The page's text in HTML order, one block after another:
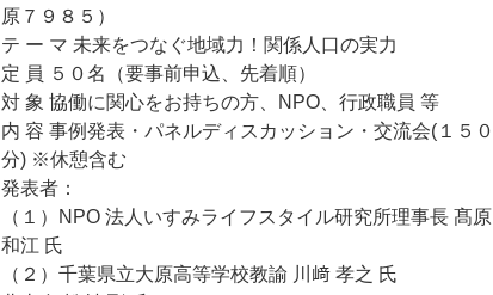
原７９８５）
テ ー マ 未来をつなぐ地域力！関係人口の実力
定 員 ５０名（要事前申込、先着順）
対 象 協働に関心をお持ちの方、NPO、行政職員 等
内 容 事例発表・パネルディスカッション・交流会(１５０
分) ※休憩含む
発表者：
（１）NPO 法人いすみライフスタイル研究所理事長 髙原
和江 氏
（２）千葉県立大原高等学校教諭 川﨑 孝之 氏